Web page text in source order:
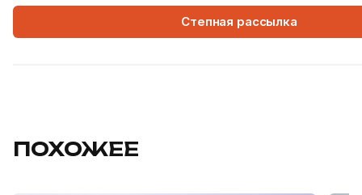
Степная рассылка
ПОХОЖЕЕ